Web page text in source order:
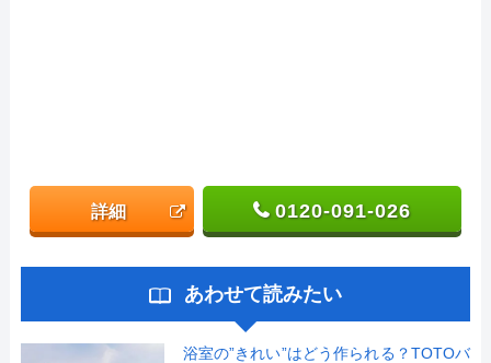
詳細 0120-091-026
あわせて読みたい
浴室の”きれい”はどう作られる？TOTOバ